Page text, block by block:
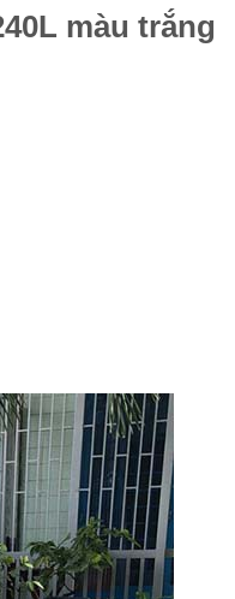
màu trắng